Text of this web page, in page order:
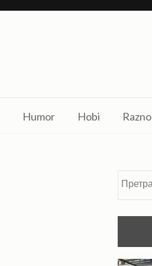
Humor Hobi Razno